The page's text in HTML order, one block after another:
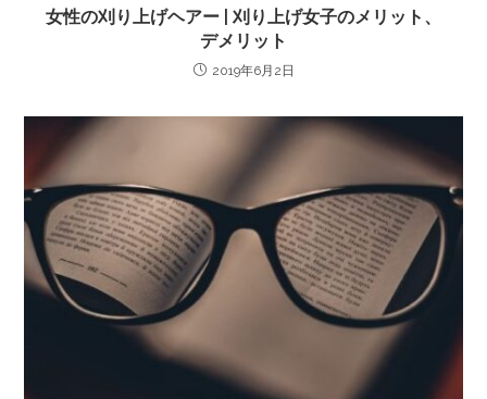
女性の刈り上げヘアー | 刈り上げ女子のメリット、
デメリット
2019年6月2日